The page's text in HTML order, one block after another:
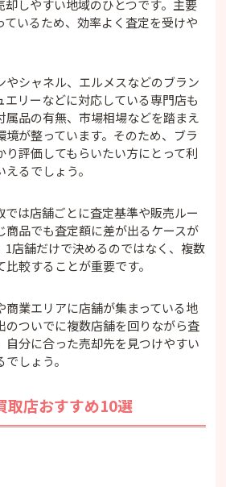
却しやすい地域のひとつです。主要
ているため、効率よく査定を受けや
やシャネル、エルメスなどのブラン
エリーなどに対応している専門店も
属品の有無、市場相場などを踏まえ
境が整っています。そのため、ブラ
り評価してもらいたい方にとって利
るでしょう。
では店舗ごとに査定基準や販売ルー
商品でも査定額に差が出るケースが
1店舗だけで決めるのではなく、複数
較することが重要です。
商業エリアに店舗が集まっている地
のついでに複数店舗を回りながら査
自分に合った売却先を見つけやすい
しょう。
取店おすすめ10選